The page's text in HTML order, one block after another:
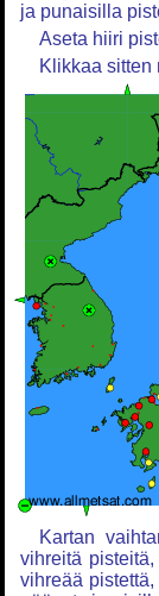
ja punaisilla
Aseta hiiri
Klikkaa sitten
Kartan
vihreitä
vihreää